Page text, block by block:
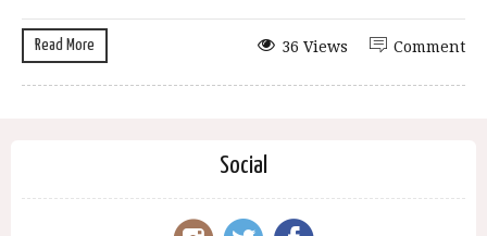
Read More Comment
36 Views
Social